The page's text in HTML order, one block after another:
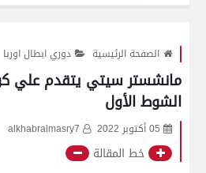
الصفحة الرئيسية دوري ابطال اوربا
مانشستر سيتي يتقدم علي
الشوط الأول
05 أكتوبر 2022 alkhabralmasry7
خط المقالة